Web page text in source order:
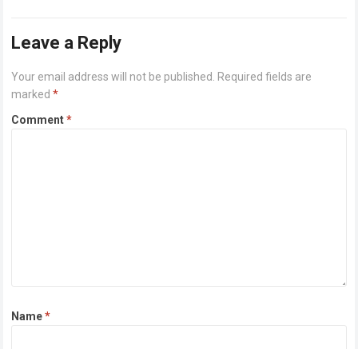
Read more
Leave a Reply
Your email address will not be published. Required fields are
marked*
Comment*
Name*